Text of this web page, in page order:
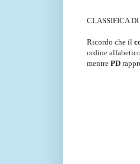
CLASSIFICA
Ricordo che il
ordine
mentre PD